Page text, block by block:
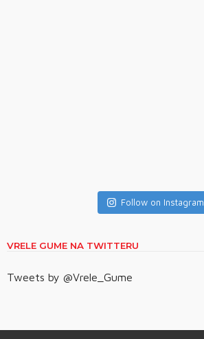
Follow on Instagram
VRELE GUME NA TWITTERU
Tweets by @Vrele_Gume